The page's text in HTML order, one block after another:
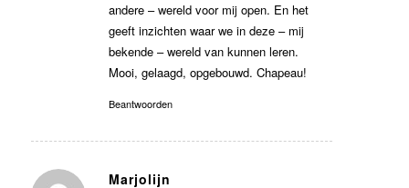
andere – wereld voor mij open. En het
geeft inzichten waar we in deze – mij
bekende – wereld van kunnen leren.
Mooi, gelaagd, opgebouwd. Chapeau!
Beantwoorden
Marjolijn